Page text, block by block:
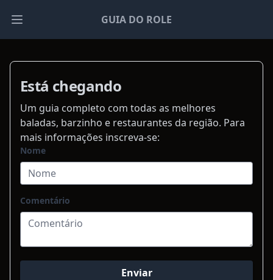
Open main menu GUIA DO ROLE
Está chegando
Um guia completo com todas as melhores
baladas, barzinho e restaurantes da região. Para
mais informações inscreva-se:
Nome
Comentário
Enviar